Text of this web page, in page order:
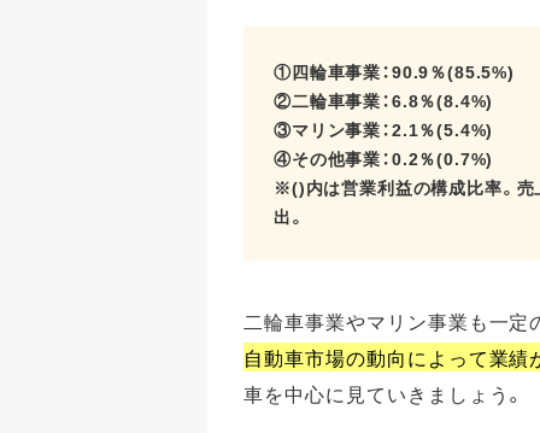
①四輪車事業：90.9％(85.5%)
②二輪車事業：6.8％(8.4%)
③マリン事業：2.1％(5.4%)
④その他事業：0.2％(0.7%)
※()内は営業利益の構成比率。売
出。
二輪車事業やマリン事業も一定
自動車市場の動向によって業績
車を中心に見ていきましょう。